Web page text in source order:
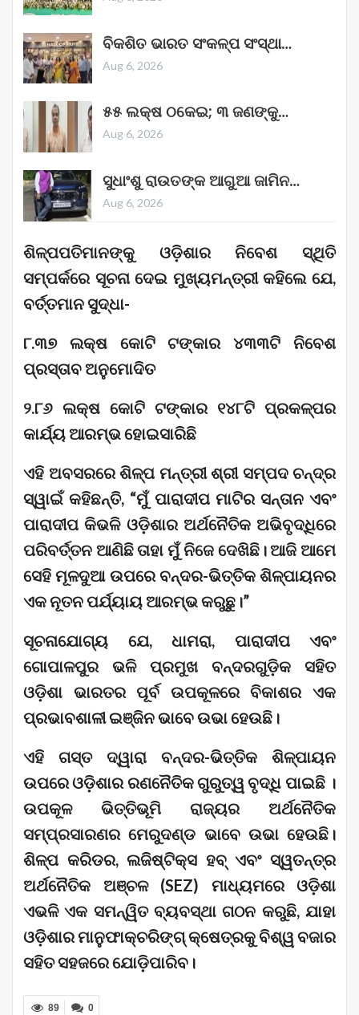
ବିକଶିତ ଭାରତ ସଂକଳ୍ପ ସଂସ୍ଥା…
Aug 6, 2026
୫୫ ଲକ୍ଷ ଠକେଇ; ୩ ଜଣଙ୍କୁ…
Aug 6, 2026
ସୁଧାଂଶୁ ରାଉତଙ୍କ ଆଗୁଆ ଜାମିନ…
Aug 6, 2026
ଶିଳ୍ପପତିମାନଙ୍କୁ ଓଡ଼ିଶାର ନିବେଶ ସ୍ଥିତି
ସମ୍ପର୍କରେ ସୂଚନା ଦେଇ ମୁଖ୍ୟମନ୍ତ୍ରୀ କହିଲେ ଯେ,
ବର୍ତ୍ତମାନ ସୁଦ୍ଧା-
୮.୩୭ ଲକ୍ଷ କୋଟି ଟଙ୍କାର ୪୩୩ଟି ନିବେଶ
ପ୍ରସ୍ତାବ ଅନୁମୋଦିତ
୨.୮୬ ଲକ୍ଷ କୋଟି ଟଙ୍କାର ୧୪୮ଟି ପ୍ରକଳ୍ପର
କାର୍ଯ୍ୟ ଆରମ୍ଭ ହୋଇସାରିଛି
ଏହି ଅବସରରେ ଶିଳ୍ପ ମନ୍ତ୍ରୀ ଶ୍ରୀ ସମ୍ପଦ ଚନ୍ଦ୍ର
ସ୍ୱାଇଁ କହିଛନ୍ତି, “ମୁଁ ପାରାଦୀପ ମାଟିର ସନ୍ତାନ ଏବଂ
ପାରାଦୀପ କିଭଳି ଓଡ଼ିଶାର ଅର୍ଥନୈତିକ ଅଭିବୃଦ୍ଧିରେ
ପରିବର୍ତ୍ତନ ଆଣିଛି ତାହା ମୁଁ ନିଜେ ଦେଖିଛି। ଆଜି ଆମେ
ସେହି ମୂଳଦୁଆ ଉପରେ ବନ୍ଦର-ଭିତ୍ତିକ ଶିଳ୍ପାୟନର
ଏକ ନୂତନ ପର୍ଯ୍ୟାୟ ଆରମ୍ଭ କରୁଛୁ।”
ସୂଚନାଯୋଗ୍ୟ ଯେ, ଧାମରା, ପାରାଦୀପ ଏବଂ
ଗୋପାଳପୁର ଭଳି ପ୍ରମୁଖ ବନ୍ଦରଗୁଡ଼ିକ ସହିତ
ଓଡ଼ିଶା ଭାରତର ପୂର୍ବ ଉପକୂଳରେ ବିକାଶର ଏକ
ପ୍ରଭାବଶାଳୀ ଇଞ୍ଜିନ ଭାବେ ଉଭା ହେଉଛି।
ଏହି ଗସ୍ତ ଦ୍ୱାରା ବନ୍ଦର-ଭିତ୍ତିକ ଶିଳ୍ପାୟନ
ଉପରେ ଓଡ଼ିଶାର ରଣନୈତିକ ଗୁରୁତ୍ୱ ବୃଦ୍ଧି ପାଇଛି ।
ଉପକୂଳ ଭିତ୍ତିଭୂମି ରାଜ୍ୟର ଅର୍ଥନୈତିକ
ସମ୍ପ୍ରସାରଣର ମେରୁଦଣ୍ଡ ଭାବେ ଉଭା ହେଉଛି।
ଶିଳ୍ପ କରିଡର, ଲଜିଷ୍ଟିକ୍ସ ହବ୍ ଏବଂ ସ୍ୱତନ୍ତ୍ର
ଅର୍ଥନୈତିକ ଅଞ୍ଚଳ (SEZ) ମାଧ୍ୟମରେ ଓଡ଼ିଶା
ଏଭଳି ଏକ ସମନ୍ୱିତ ବ୍ୟବସ୍ଥା ଗଠନ କରୁଛି, ଯାହା
ଓଡ଼ିଶାର ମାନୁଫାକ୍ଚରିଙ୍ଗ୍ କ୍ଷେତ୍ରକୁ ବିଶ୍ୱ ବଜାର
ସହିତ ସହଜରେ ଯୋଡ଼ିପାରିବ।
0
89